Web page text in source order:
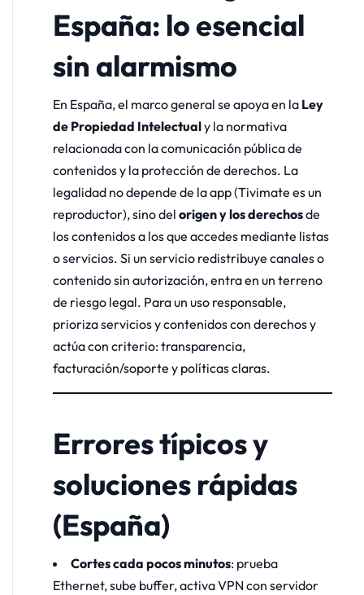
España: lo esencial
sin alarmismo
En España, el marco general se apoya en la Ley
de Propiedad Intelectualy la normativa
relacionada con la comunicación pública de
contenidos y la protección de derechos. La
legalidad no depende de la app (Tivimate es un
reproductor), sino delorigen y los derechosde
los contenidos a los que accedes mediante listas
o servicios. Si un servicio redistribuye canales o
contenido sin autorización, entra en un terreno
de riesgo legal. Para un uso responsable,
prioriza servicios y contenidos con derechos y
actúa con criterio: transparencia,
facturación/soporte y políticas claras.
Errores típicos y
soluciones rápidas
(España)
Cortes cada pocos minutos: prueba
Ethernet, sube buffer, activa VPN con servidor